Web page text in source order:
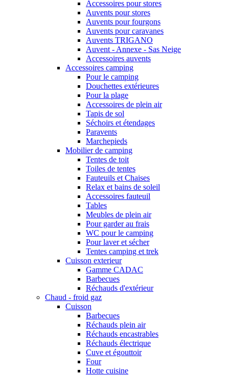
Accessoires pour stores
Auvents pour stores
Auvents pour fourgons
Auvents pour caravanes
Auvents TRIGANO
Auvent - Annexe - Sas Neige
Accessoires auvents
Accessoires camping
Pour le camping
Douchettes extérieures
Pour la plage
Accessoires de plein air
Tapis de sol
Séchoirs et étendages
Paravents
Marchepieds
Mobilier de camping
Tentes de toit
Toiles de tentes
Fauteuils et Chaises
Relax et bains de soleil
Accessoires fauteuil
Tables
Meubles de plein air
Pour garder au frais
WC pour le camping
Pour laver et sécher
Tentes camping et trek
Cuisson exterieur
Gamme CADAC
Barbecues
Réchauds d'extérieur
Chaud - froid gaz
Cuisson
Barbecues
Réchauds plein air
Réchauds encastrables
Réchauds électrique
Cuve et égouttoir
Four
Hotte cuisine